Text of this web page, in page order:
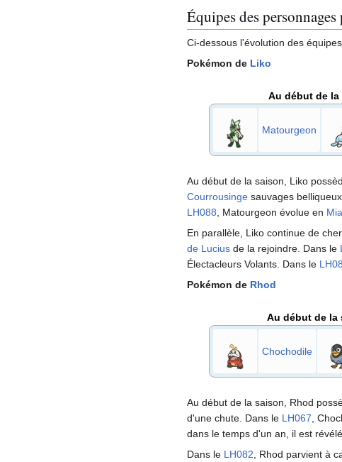
Équipes des
Ci-dessous l'évolution des
Pokémon de Liko
Au début de la
Matourgeon
Au début de la saison, Liko
Courrousinge sauvages
LH088 , Matourgeon évolue en
En parallèle, Liko continue de
de Lucius de la rejoindre. Dans le
Électacleurs Volants. Dans le
Pokémon de Rhod
Au début de la
Chochodile
Au début de la saison, Rhod
d'une chute. Dans le LH067 ,
dans le temps d'un an, il est
Dans le LH082 , Rhod parvient à